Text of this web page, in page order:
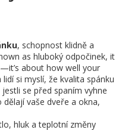
, schopnost klidně a
as hluboký odpočinek, it
about how well your
lidí si myslí, že kvalita spánku
se před spaním vyhne
vaše dveře a okna,
hluk a teplotní změny